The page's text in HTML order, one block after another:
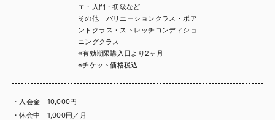
エ・入門・初級など
その他 バリエーションクラス・ポア
ントクラス・ストレッチコンディショ
ニングクラス
※有効期限購入日より2ヶ月
※チケット価格税込
・入会金 10,000円
・休会中 1,000円／月